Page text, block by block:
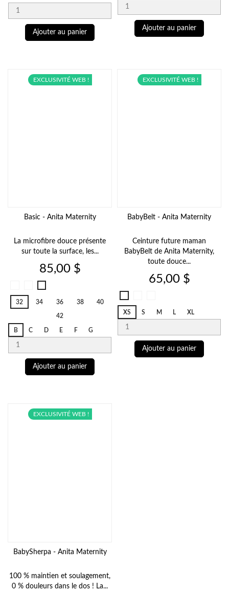
Ajouter au panier
Ajouter au panier
Basic - Anita Maternity
La microfibre douce présente
sur toute la surface, les...
Prix
85,00 $
001
32
34 36 38 40
42
B C D E F G
Ajouter au panier
EXCLUSIVITÉ WEB !
BabyBelt - Anita Maternity
Ceinture future maman
BabyBelt de Anita Maternity,
toute douce...
Prix
65,00 $
001
722
XS S M L XL
Ajouter au panier
EXCLUSIVITÉ WEB !
BabySherpa - Anita Maternity
100 % maintien et soulagement,
0 % douleurs dans le dos ! La...
EXCLUSIVITÉ WEB !